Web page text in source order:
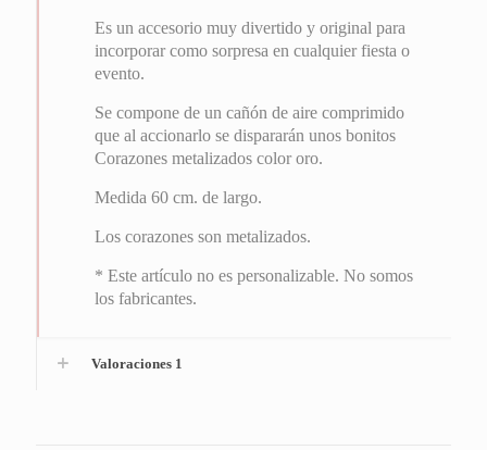
Es un accesorio muy divertido y original para
incorporar como sorpresa en cualquier fiesta o
evento.
Se compone de un cañón de aire comprimido
que al accionarlo se dispararán unos bonitos
Corazones metalizados color oro.
Medida 60 cm. de largo.
Los corazones son metalizados.
* Este artículo no es personalizable. No somos
los fabricantes.
Valoraciones 1